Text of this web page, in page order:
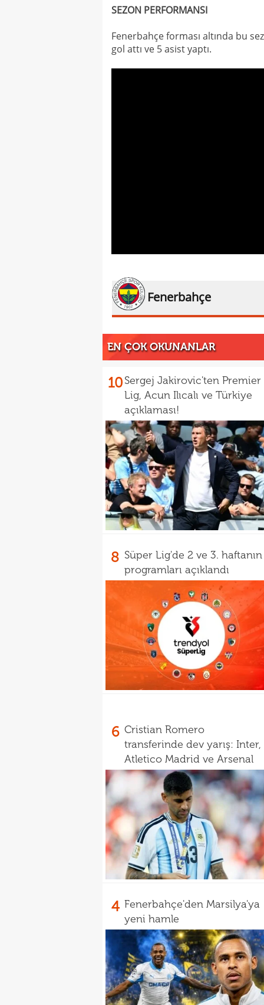
SEZON PERFORMANSI
Fenerbahçe forması altında bu
gol attı ve 5 asist yaptı.
Fenerbahçe
EN ÇOK OKUNANLAR
10 Sergej Jakirovic'ten Premier
Lig, Acun Ilıcalı ve Türkiye
açıklaması!
8 Süper Lig'de 2 ve 3. haftanın
programları açıklandı
6 Cristian Romero
transferinde dev yarış: Inter,
Atletico Madrid ve Arsenal
4 Fenerbahçe'den Marsilya'ya
yeni hamle